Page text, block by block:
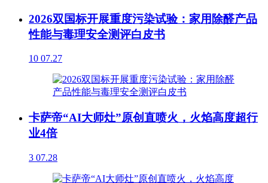
2026双国标开展重度污染试验：家用除醛产品
性能与毒理安全测评白皮书
10 07.27
卡萨帝“AI大师灶”原创直喷火，火焰高度超行
业4倍
3 07.28